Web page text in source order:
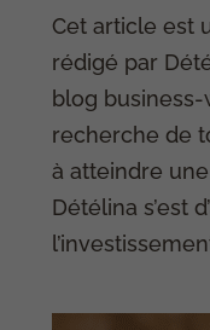
Cet article est
rédigé par
blog
recherche de
à atteindre
Détélina s’est